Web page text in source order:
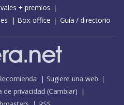
+ premios
Box-office Guía / directorio
Sugiere una web
de privacidad (Cambiar)